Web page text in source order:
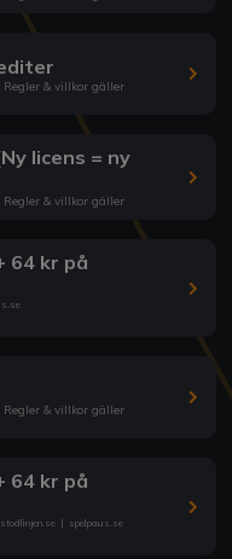
& villkor gäller
licens = ny
& villkor gäller
64 kr på
& villkor gäller
64 kr på
stodlinjen.se | spelpaus.se